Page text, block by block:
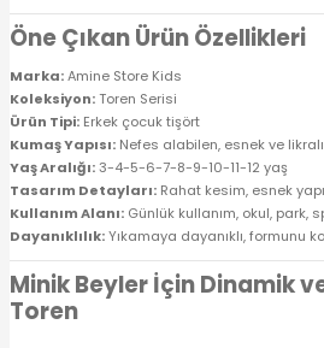
Öne Çıkan Ürün Özellikleri
Marka:Amine Store Kids
Koleksiyon:Toren Serisi
Ürün Tipi: Erkek çocuk tişört
Kumaş Yapısı: Nefes alabilen, esnek ve
Yaş Aralığı:3-4-5-6-7-8-9-10-11-12 yaş
Tasarım Detayları: Rahat kesim, esnek
Kullanım Alanı: Günlük kullanım, okul, park,
Dayanıklılık:Yıkamaya dayanıklı, formunu
Minik Beyler İçin Dinamik
Toren